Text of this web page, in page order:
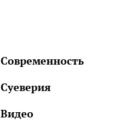
Современность
Суеверия
Видео